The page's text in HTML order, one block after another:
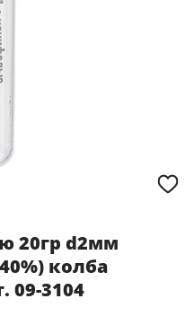
20гр d2мм
колба
09-3104